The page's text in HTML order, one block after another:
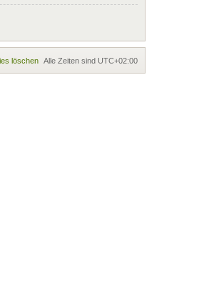
Alle Zeiten sind UTC+02:00
löschen